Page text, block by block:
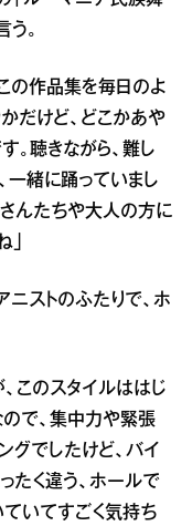
う。
の作品集を毎日のよ
だけど、どこかあや
。聴きながら、難し
一緒に踊っていまし
さんたちや大人の方に
ニストのふたりで、ホ
このスタイルははじ
で、集中力や緊張
グでしたけど、バイ
たく違う、ホールで
いてすごく気持ち